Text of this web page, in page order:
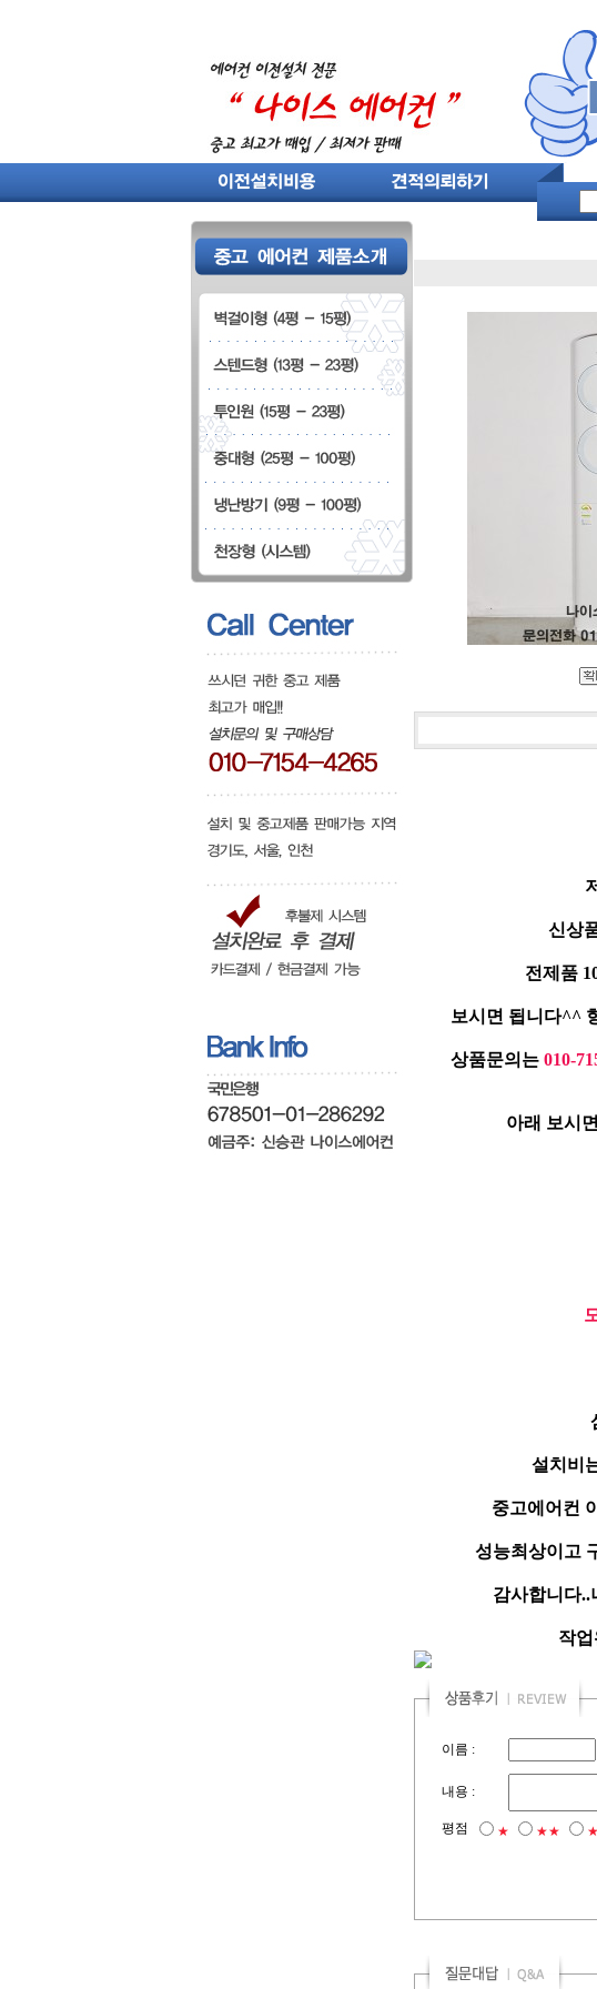
신상
전제품
보시면 됩니다^^
상품문의는 010-
아래 보시
설치비
중고에어컨
성능최상이고
감사합니다
작
이름 :
내용 :
평점 ★ ★★